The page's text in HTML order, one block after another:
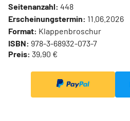
Seitenanzahl: 448
Erscheinungstermin: 11.06.2026
Format: Klappenbroschur
ISBN: 978-3-68932-073-7
Preis: 39,90 €